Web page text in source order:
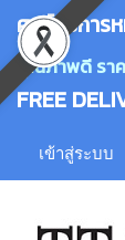
ศูนย์บริการ
คุณภาพดี รา
FREE
เข้าสู่ระบบ